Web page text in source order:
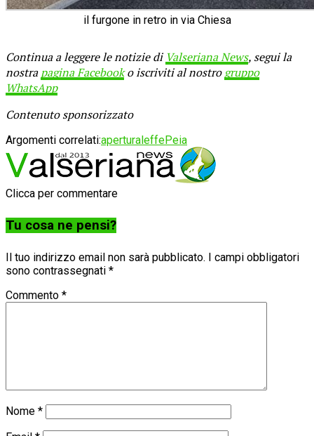
il furgone in retro in via Chiesa
Continua a leggere le notizie di Valseriana News, segui la
nostrapagina Facebooko iscriviti al nostrogruppo
WhatsApp
Contenuto sponsorizzato
Argomenti correlati:aperturaleffePeia
Clicca per commentare
Tu cosa ne pensi?
Il tuo indirizzo email non sarà pubblicato. I campi obbligatori
sono contrassegnati *
Commento *
Nome *